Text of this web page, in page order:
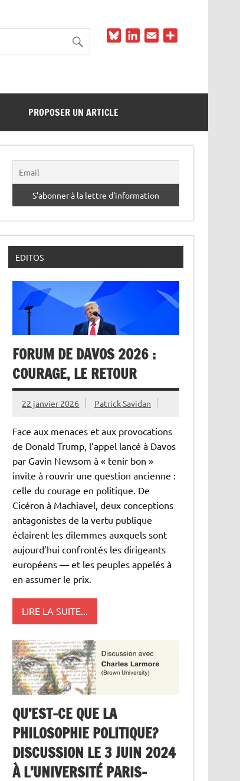
BlueskyLinkedIn
Email
PROPOSER UN ARTICLE
EDITOS
FORUM DE DAVOS 2026 :
COURAGE, LE RETOUR
22 janvier 2026 Patrick Savidan
Face aux menaces et aux provocations
de Donald Trump, l’appel lancé à Davos
par Gavin Newsom à « tenir bon »
invite à rouvrir une question ancienne :
celle du courage en politique. De
Cicéron à Machiavel, deux conceptions
antagonistes de la vertu publique
éclairent les dilemmes auxquels sont
aujourd’hui confrontés les dirigeants
européens — et les peuples appelés à
en assumer le prix.
LIRE LA SUITE...
QU’EST-CE QUE LA
PHILOSOPHIE POLITIQUE?
DISCUSSION LE 3 JUIN 2024
À L’UNIVERSITÉ PARIS-